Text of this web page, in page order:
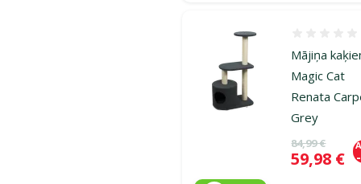
Mājiņa
Magic Cat
Renata
Grey
Oriģinālā
84,99 €
Cena
59,98 €